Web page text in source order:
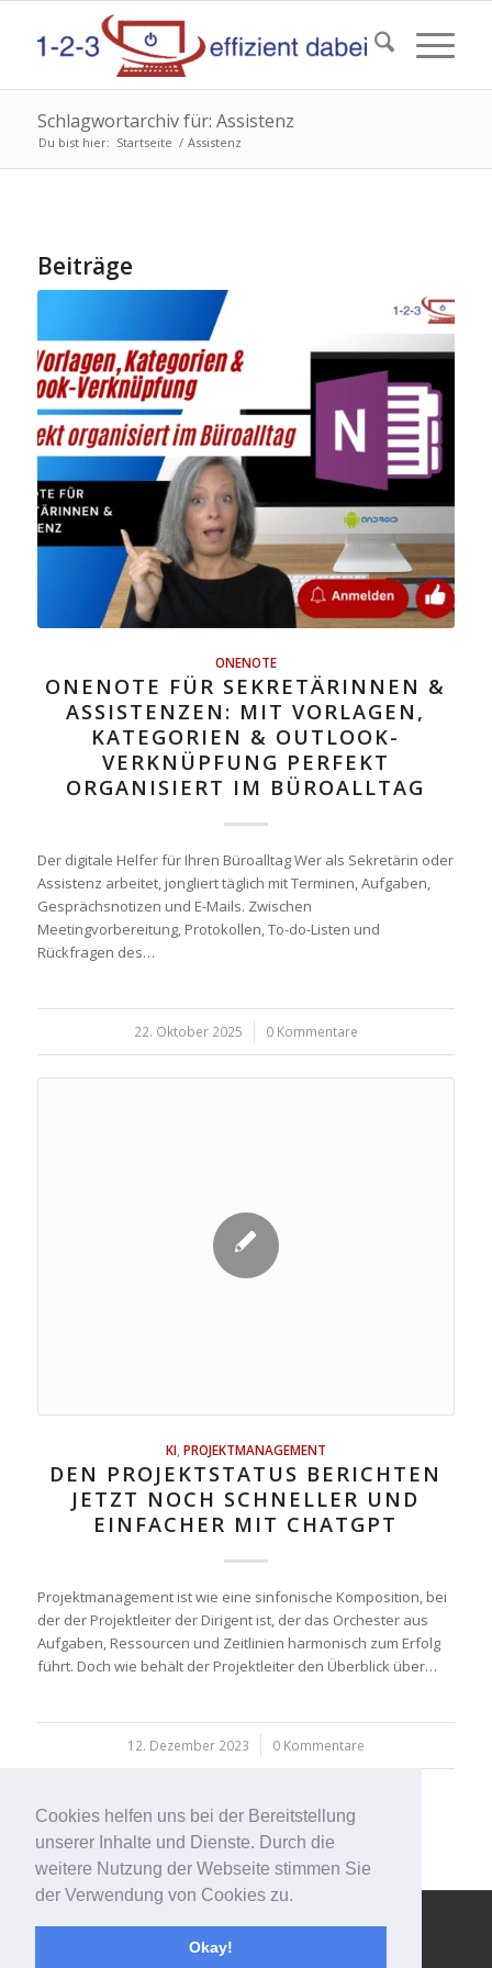
Cookies helfen uns bei der Bereitstellung
unserer Inhalte und Dienste. Durch die
weitere Nutzung der Webseite stimmen Sie
der Verwendung von Cookies zu.
Okay!
Schlagwortarchiv für: Assistenz
Du bist hier: Startseite / Assistenz
Beiträge
ONENOTE
ONENOTE FÜR SEKRETÄRINNEN &
ASSISTENZEN: MIT VORLAGEN,
KATEGORIEN & OUTLOOK-
VERKNÜPFUNG PERFEKT
ORGANISIERT IM BÜROALLTAG
Der digitale Helfer für Ihren Büroalltag Wer als Sekretärin oder
Assistenz arbeitet, jongliert täglich mit Terminen, Aufgaben,
Gesprächsnotizen und E-Mails. Zwischen
Meetingvorbereitung, Protokollen, To-do-Listen und
Rückfragen des…
22. Oktober 2025
/ 0 Kommentare
KI PROJEKTMANAGEMENT
DEN PROJEKTSTATUS BERICHTEN
JETZT NOCH SCHNELLER UND
EINFACHER MIT CHATGPT
Projektmanagement ist wie eine sinfonische Komposition, bei
der der Projektleiter der Dirigent ist, der das Orchester aus
Aufgaben, Ressourcen und Zeitlinien harmonisch zum Erfolg
führt. Doch wie behält der Projektleiter den Überblick über…
12. Dezember 2023
/ 0 Kommentare
Ordnung am Arbeitsplatz - Aufräumen mit System -